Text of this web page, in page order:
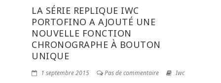
LA SÉRIE REPLIQUE IWC
PORTOFINO A AJOUTÉ UNE
NOUVELLE FONCTION
CHRONOGRAPHE À BOUTON
UNIQUE
1 septembre 2015 Pas de commentaire Iwc